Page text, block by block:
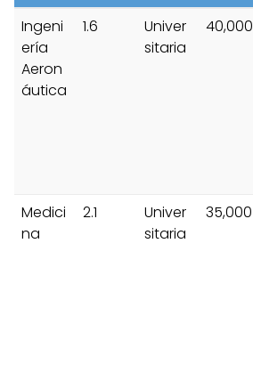
Ingeni
ería
Aeron
áutica
1.6
Univer
sitaria
40,000
Medici
na
2.1
Univer
sitaria
35,000